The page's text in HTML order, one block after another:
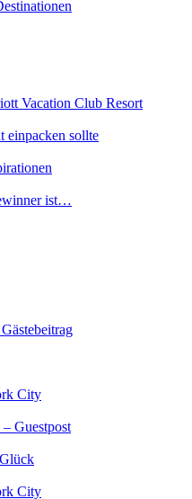
Vacation Club Resort
einpacken sollte
ist…
City
Guestpost
City